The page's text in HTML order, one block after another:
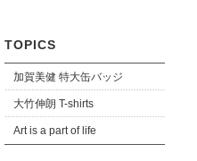
TOPICS
加賀美健 特大缶バッジ
大竹伸朗 T-shirts
Art is a part of life